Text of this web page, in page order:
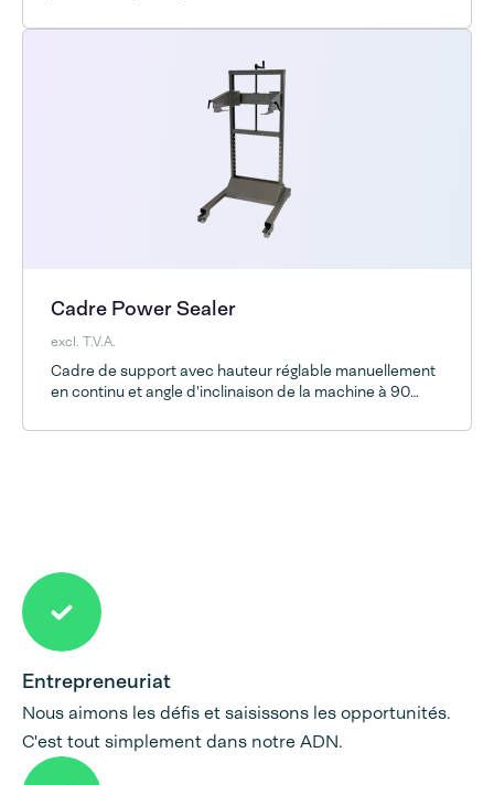
Cadre Power Sealer
excl. T.V.A.
Cadre de support avec hauteur réglable manuellement
en continu et angle d'inclinaison de la machine à 90
Entrepreneuriat
Nous aimons les défis et saisissons les opportunités.
C'est tout simplement dans notre ADN.